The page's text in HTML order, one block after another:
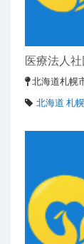
医療法人
北海道札幌
北海道 札